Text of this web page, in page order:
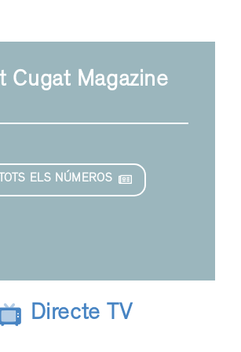
Cugat Magazine
TOTS ELS NÚMEROS
Directe TV